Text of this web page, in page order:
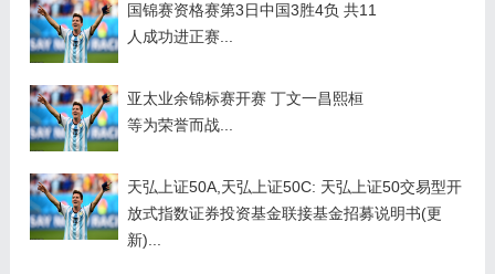
国锦赛资格赛第3日中国3胜4负 共11
人成功进正赛...
亚太业余锦标赛开赛 丁文一昌熙桓
等为荣誉而战...
天弘上证50A,天弘上证50C: 天弘上证50交易型开
放式指数证券投资基金联接基金招募说明书(更
新)...